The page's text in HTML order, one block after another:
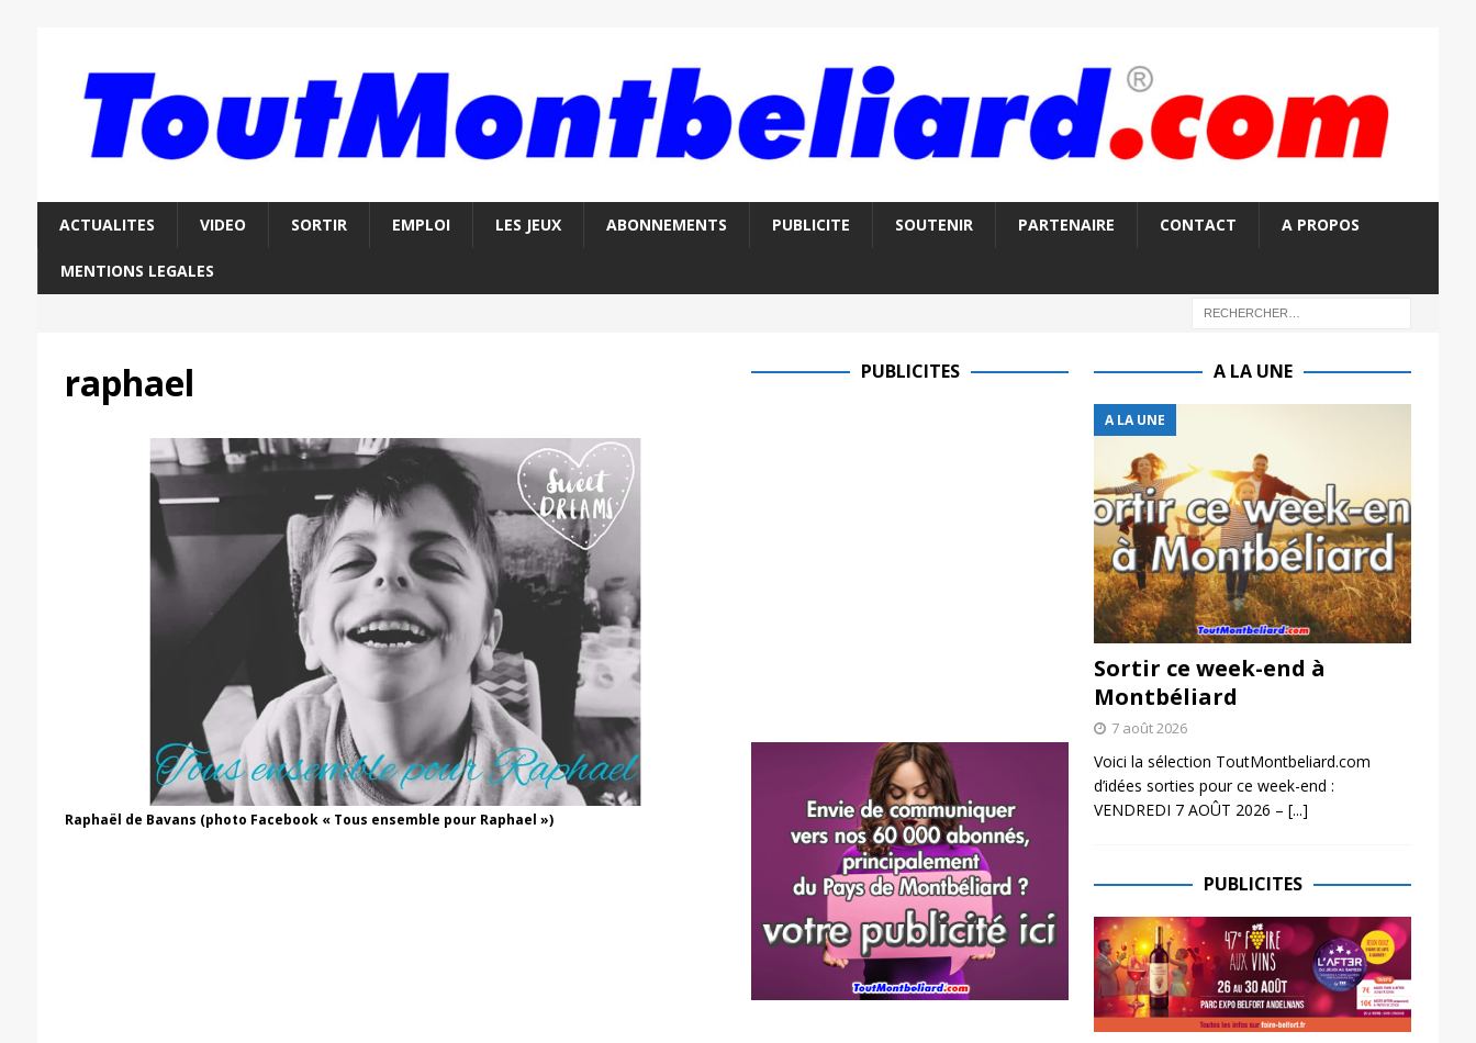
ACTUALITES VIDEO SORTIR EMPLOI LES JEUX ABONNEMENTS PUBLICITE SOUTENIR PARTENAIRE CONTACT A PROPOS
MENTIONS LEGALES
raphael
Raphaël de Bavans (photo Facebook « Tous ensemble pour Raphael »)
PUBLICITES A LA UNE
A LA UNE
Sortir ce week-end à
Montbéliard
7 août 2026
Voici la sélection ToutMontbeliard.com
d’idées sorties pour ce week-end :
VENDREDI 7 AOÛT 2026 – [...]
PUBLICITES